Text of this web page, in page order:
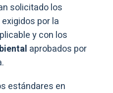
solicitado los
por la
y con los
aprobados por
estándares en